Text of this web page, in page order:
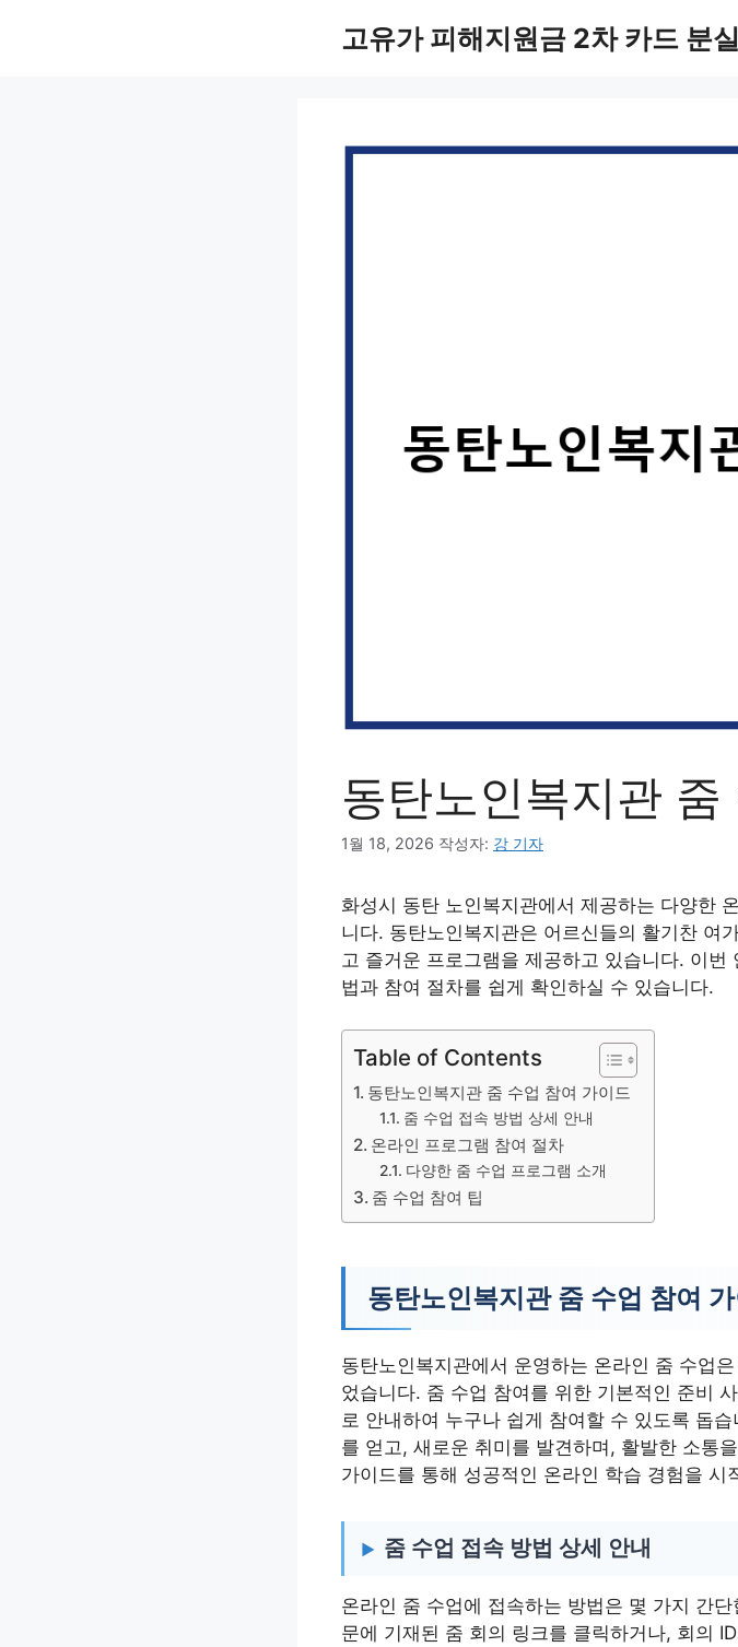
고유가 피해지원금 2차 카드 분
동탄노인복지관 줌
1월 18, 2026 작성자: 강 기자
화성시 동탄 노인복지관에서 제공하는 다양한
니다. 동탄노인복지관은 어르신들의 활기찬 여
고 즐거운 프로그램을 제공하고 있습니다. 이
법과 참여 절차를 쉽게 확인하실 수 있습니다.
Table of Contents
동탄노인복지관 줌 수업 참여 가이드
줌 수업 접속 방법 상세 안내
온라인 프로그램 참여 절차
다양한 줌 수업 프로그램 소개
줌 수업 참여 팁
동탄노인복지관 줌 수업 참여
동탄노인복지관에서 운영하는 온라인 줌 수업
었습니다. 줌 수업 참여를 위한 기본적인 준비
로 안내하여 누구나 쉽게 참여할 수 있도록 돕
를 얻고, 새로운 취미를 발견하며, 활발한 소통
가이드를 통해 성공적인 온라인 학습 경험을 시
줌 수업 접속 방법 상세 안내
온라인 줌 수업에 접속하는 방법은 몇 가지 간
문에 기재된 줌 회의 링크를 클릭하거나, 회의